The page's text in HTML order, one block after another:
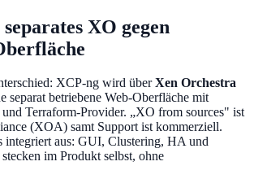
XO gegen
XCP-ng wird überXen Orchestra
separat betriebene Web-Oberfläche mit
Terraform-Provider. „XO from sources" ist
(XOA) samt Support ist kommerziell.
integriert aus: GUI, Clustering, HA und
im Produkt selbst, ohne